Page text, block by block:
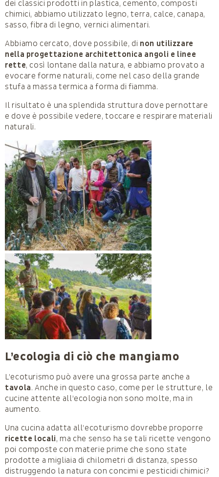
dei classici prodotti in plastica, cemento, composti
chimici, abbiamo utilizzato legno, terra, calce, canapa,
sasso, fibra di legno, vernici alimentari.
Abbiamo cercato, dove possibile, di non utilizzare
nella progettazione architettonica angoli e linee
rette, così lontane dalla natura, e abbiamo provato a
evocare forme naturali, come nel caso della grande
stufa a massa termica a forma di fiamma.
Il risultato è una splendida struttura dove pernottare
e dove è possibile vedere, toccare e respirare materiali
naturali.
L’ecologia di ciò che mangiamo
L’ecoturismo può avere una grossa parte anche a
tavola. Anche in questo caso, come per le strutture, le
cucine attente all’ecologia non sono molte, ma in
aumento.
Una cucina adatta all’ecoturismo dovrebbe proporre
ricette locali, ma che senso ha se tali ricette vengono
poi composte con materie prime che sono state
prodotte a migliaia di chilometri di distanza, spesso
distruggendo la natura con concimi e pesticidi chimici?